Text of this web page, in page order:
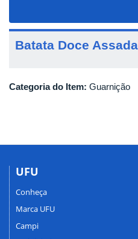
Batata Doce Assada
Categoria do Item: Guarnição
UFU
Conheça
Marca UFU
Campi